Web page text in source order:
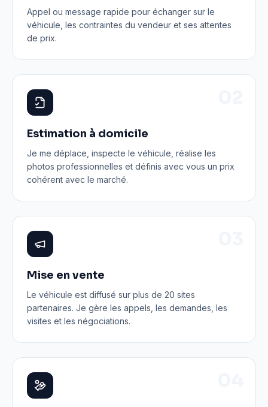
Appel ou message rapide pour échanger sur le
véhicule, les contraintes du vendeur et ses attentes
de prix.
Estimation à domicile
Je me déplace, inspecte le véhicule, réalise les
photos professionnelles et définis avec vous un prix
cohérent avec le marché.
Mise en vente
Le véhicule est diffusé sur plus de 20 sites
partenaires. Je gère les appels, les demandes, les
visites et les négociations.